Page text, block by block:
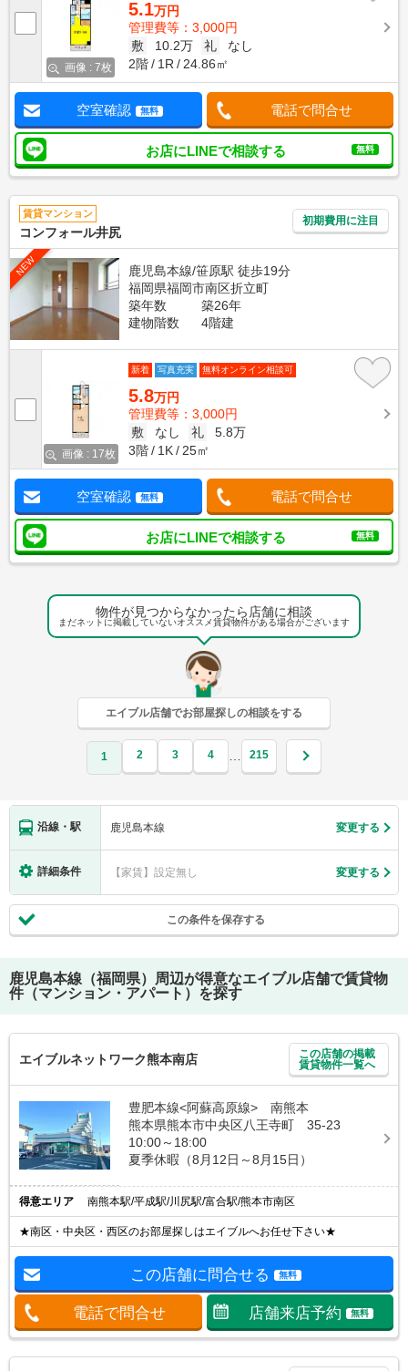
画像 : 7枚
5.1万円
管理費等：3,000円
敷
10.2万 礼
なし
2階
1R 24.86㎡
空室確認 無料 電話で問合せ
お店にLINEで相談する 無料
賃貸マンション
コンフォール井尻
初期費用に注目
NEW
鹿児島本線/笹原駅 徒歩19分
福岡県福岡市南区折立町
築年数
築26年
建物階数
4階建
画像 : 17枚
新着 写真充実 無料オンライン相談可
5.8万円
管理費等：3,000円
敷
なし 礼
5.8万
3階
1K 25㎡
空室確認 無料 電話で問合せ
お店にLINEで相談する 無料
物件が見つからなかったら店舗に相談
まだネットに掲載していないオススメ賃貸物件がある場合がございます
エイブル店舗でお部屋探しの相談をする
1 2 3 4 … 215
沿線・駅 鹿児島本線 変更する
詳細条件 【家賃】設定無し 変更する
この条件を保存する
鹿児島本線（福岡県）
周辺が得意なエイブル店舗で賃貸物
件（マンション・アパート）を探す
エイブルネットワーク熊本南店
この店舗の掲載
賃貸物件一覧へ
豊肥本線<阿蘇高原線> 南熊本
熊本県熊本市中央区八王寺町 35-23
10:00～18:00
夏季休暇（8月12日～8月15日）
得意エリア 南熊本駅/平成駅/川尻駅/富合駅/熊本市南区
★南区・中央区・西区のお部屋探しはエイブルへお任せ下さい★
この店舗に問合せる 無料
電話で問合せ 店舗来店予約 無料